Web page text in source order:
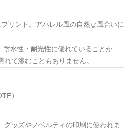
Version.>
猛 -リリカゼタケル
d/fxD6D5U
カタログ-
＞
リント。アパレル風の自然な風合いに
耐水性・耐光性に優れていることか
て滲むこともありません。
）
グッズやノベルティの印刷に使われま